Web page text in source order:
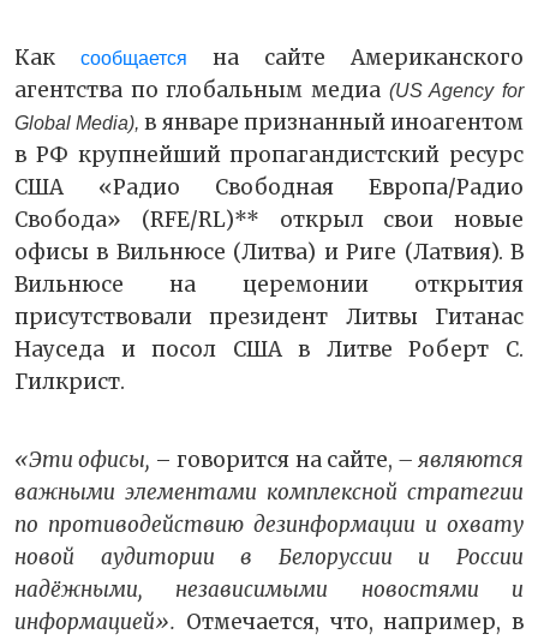
Как сообщается
на сайте Американского
агентства по глобальным медиа (US Agency for
Global Media),в январе признанный иноагентом
в РФ крупнейший пропагандистский ресурс
США «Радио Свободная Европа/Радио
Свобода» (RFE/RL)** открыл свои новые
офисы в Вильнюсе (Литва) и Риге (Латвия). В
Вильнюсе на церемонии открытия
присутствовали президент Литвы Гитанас
Науседа и посол США в Литве Роберт С.
Гилкрист.
«Эти офисы, – говорится на сайте, – являются
важными элементами комплексной стратегии
по противодействию дезинформации и охвату
новой аудитории в Белоруссии и России
надёжными, независимыми новостями и
информацией». Отмечается, что, например, в